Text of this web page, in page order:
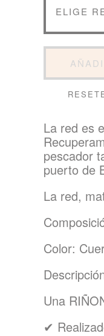
La red es
pescador
puerto de
La red,
Color:
Una
✔